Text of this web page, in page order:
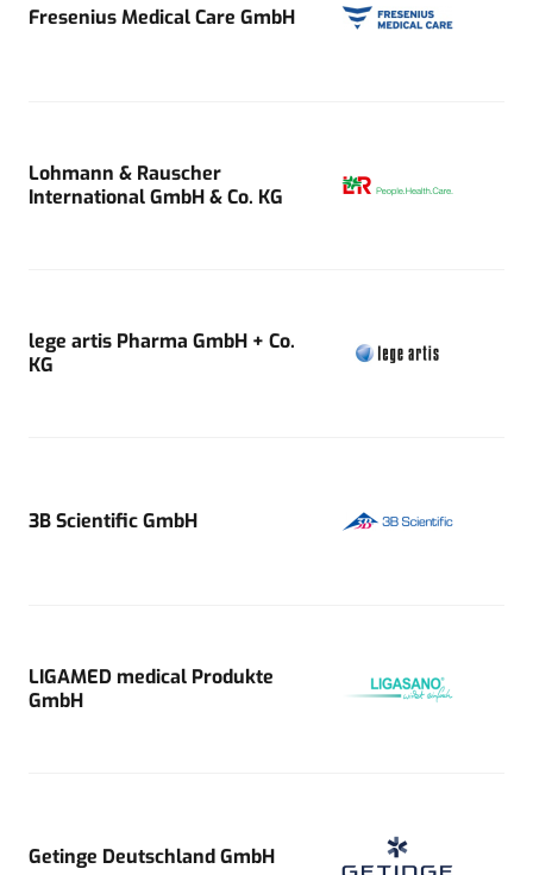
Fresenius Medical Care GmbH
Lohmann & Rauscher
International GmbH & Co. KG
lege artis Pharma GmbH + Co.
KG
3B Scientific GmbH
LIGAMED medical Produkte
GmbH
Getinge Deutschland GmbH